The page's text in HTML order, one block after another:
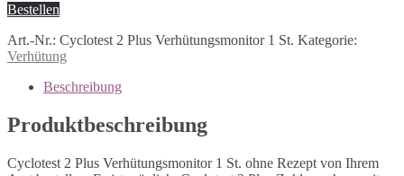
Bestellen
Art.-Nr.: Cyclotest 2 Plus Verhütungsmonitor 1 St. Kategorie:
Verhütung
Beschreibung
Produktbeschreibung
Cyclotest 2 Plus Verhütungsmonitor 1 St. ohne Rezept von Ihrem